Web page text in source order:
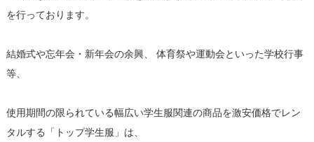
を行っております。
結婚式や忘年会・新年会の余興、 体育祭や運動会といった学校行事
等、
使用期間の限られている幅広い学生服関連の商品を激安価格でレン
タルする「トップ学生服」は、